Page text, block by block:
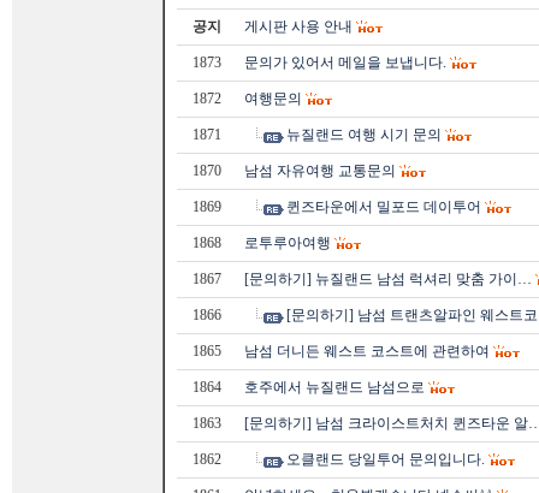
공지 게시판 사용 안내
1873 문의가 있어서 메일을 보냅니다.
1872 여행문의
1871 뉴질랜드 여행 시기 문의
1870 남섬 자유여행 교통문의
1869 퀸즈타운에서 밀포드 데이투어
1868 로투루아여행
1867 [문의하기] 뉴질랜드 남섬 럭셔리 맞춤 가이…
1866 [문의하기] 남섬 트랜츠알파인 웨스트
1865 남섬 더니든 웨스트 코스트에 관련하여
1864 호주에서 뉴질랜드 남섬으로
1863 [문의하기] 남섬 크라이스트처치 퀸즈타운 알
1862 오클랜드 당일투어 문의입니다.